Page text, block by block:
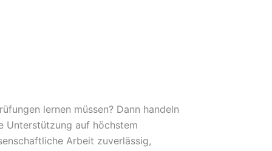
lernen müssen? Dann handeln
Unterstützung auf höchstem
Arbeit zuverlässig,